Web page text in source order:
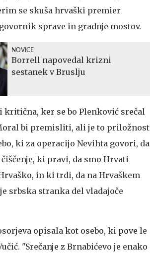
se skuša hrvaški premier
sprave in gradnje mostov.
NOVICE
Borrell napovedal krizni
sestanek v Bruslju
kritična, ker se bo Plenković srečal
bi premisliti, ali je to priložnost
ki za operacijo Nevihta govori, da
ki pravi, da smo Hrvati
in ki trdi, da na Hrvaškem
srbska stranka del vladajoče
opisala kot osebo, ki pove le
"Srečanje z Brnabićevo je enako